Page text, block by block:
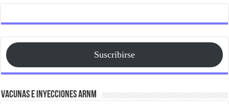
Suscribirse
Vacunas e Inyecciones ARNm